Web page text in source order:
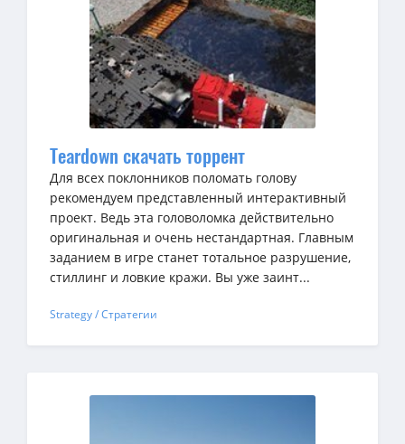
Teardown скачать торрент
Для всех поклонников поломать голову
рекомендуем представленный интерактивный
проект. Ведь эта головоломка действительно
оригинальная и очень нестандартная. Главным
заданием в игре станет тотальное разрушение,
стиллинг и ловкие кражи. Вы уже заинт...
Strategy / Стратегии